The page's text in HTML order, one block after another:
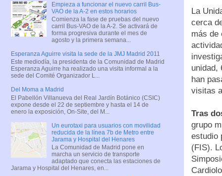
La
cerca
más de
unidad,
han
visitas
Tras
grupo
estudio
(FIS).
Empieza a funcionar el nuevo carril Bus-
VAO de la A-2 en estos horarios
Comienza la fase de pruebas del nuevo
carril Bus-VAO de la A-2. Se activará de
forma progresiva durante el mes de
agosto y la primera semana...
Esperanza Aguirre visita la sede de la JMJ Madrid 2011
Este mediodía, la presidenta de la Comunidad de Madrid
Esperanza Aguirre ha realizado una visita informal a la
sede del Comité Organizador L...
Del Moma a Madrid
El Pabellón Villanueva del Real Jardín Botánico (CSIC)
expone desde el 22 de septiembre y hasta el 14 de
enero la exposición, On-Site, del M...
Un eurotaxi para usuarios con movilidad
reducida de la línea 7b de Metro entre
Jarama y Hospital del Henares
La Comunidad de Madrid pone en
marcha un servicio de transporte
adaptado que conecta las estaciones de
Jarama y Hospital del Henares, en...